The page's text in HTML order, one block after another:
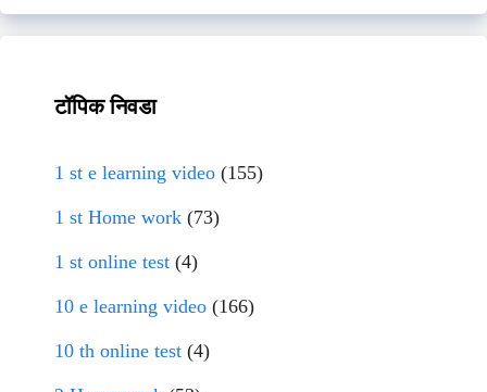
टॉपिक निवडा
1 st e learning video (155)
1 st Home work (73)
1 st online test (4)
10 e learning video (166)
10 th online test (4)